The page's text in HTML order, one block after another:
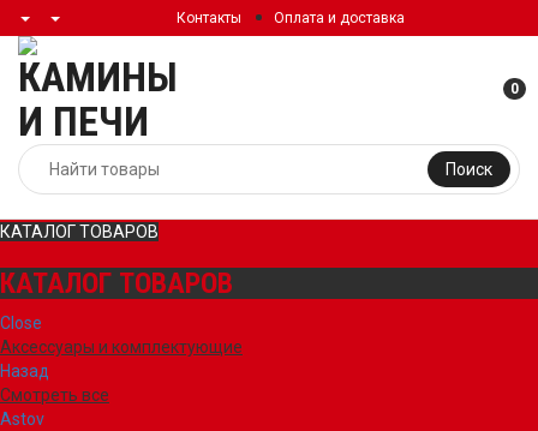
Контакты Оплата и доставка
Поиск
0
КАТАЛОГ ТОВАРОВ
КАТАЛОГ ТОВАРОВ
Close
Аксессуары и комплектующие
Назад
Смотреть все
Astov